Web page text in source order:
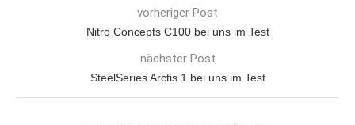
vorheriger Post
Nitro Concepts C100 bei uns im Test
nächster Post
SteelSeries Arctis 1 bei uns im Test